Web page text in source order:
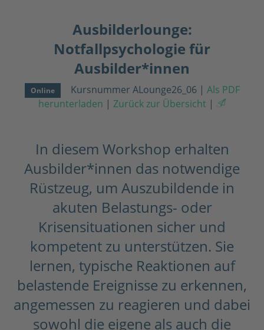
Ausbilderlounge:
Notfallpsychologie für
Ausbilder*innen
Online Kursnummer ALounge26_06 | Als PDF
herunterladen | Zurück zur Übersicht |
In diesem Workshop erhalten
Ausbilder*innen das notwendige
Rüstzeug, um Auszubildende in
akuten Belastungs- oder
Krisensituationen sicher und
kompetent zu unterstützen. Sie
lernen, typische Reaktionen auf
belastende Ereignisse zu erkennen,
angemessen zu reagieren und dabei
sowohl die eigene als auch die